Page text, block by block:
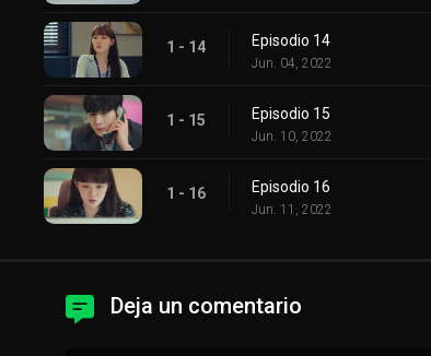
1 - 14 Episodio 14
Jun. 04, 2022
1 - 15 Episodio 15
Jun. 10, 2022
1 - 16 Episodio 16
Jun. 11, 2022
Deja un comentario